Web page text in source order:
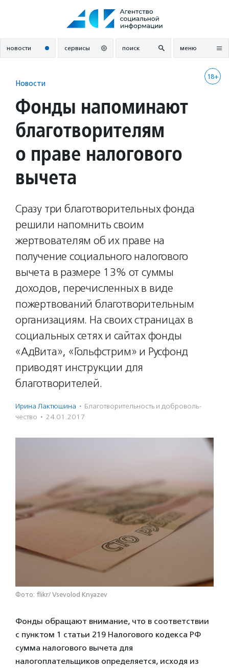
новости сервисы поиск меню
18+
Новости
Фонды напоминают
благотворителям
о праве налогового
вычета
Сразу три благотворительных фонда
решили напомнить своим
жертвователям об их праве на
получение социального налогового
вычета в размере 13% от суммы
доходов, перечисленных в виде
пожертвований благотворительным
организациям. На своих страницах в
социальных сетях и сайтах фонды
«АдВита», «Гольфстрим» и Русфонд
приводят инструкции для
благотворителей.
Ирина Лактюшина · Благотвори­тель­ность и доброволь­
чест­во · 24.01.2017
Фото: flikr/ Vsevolod Knyazev
Фонды обращают внимание, что в соответствии
с пунктом 1 статьи 219 Налогового кодекса РФ
сумма налогового вычета для
налогоплательщиков определяется, исходя из